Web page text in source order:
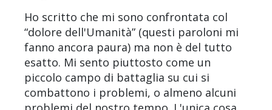
Ho scritto che mi sono confrontata col
“dolore dell'Umanità” (questi paroloni mi
fanno ancora paura) ma non è del tutto
esatto. Mi sento piuttosto come un
piccolo campo di battaglia su cui si
combattono i problemi, o almeno alcuni